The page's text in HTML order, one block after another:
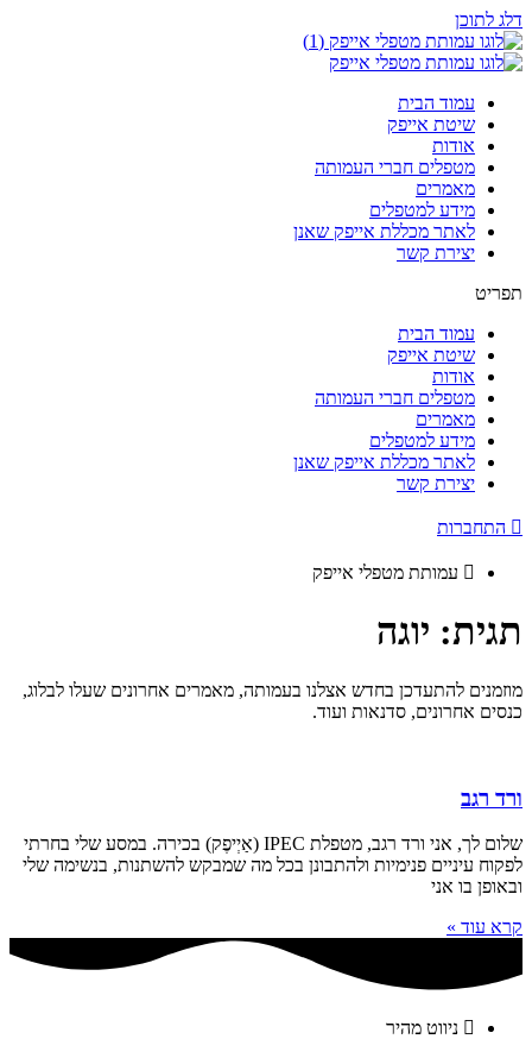
דלג לתוכן
עמוד הבית
שיטת אייפק
אודות
מטפלים חברי העמותה
מאמרים
מידע למטפלים
לאתר מכללת אייפק שאנן
יצירת קשר
תפריט
עמוד הבית
שיטת אייפק
אודות
מטפלים חברי העמותה
מאמרים
מידע למטפלים
לאתר מכללת אייפק שאנן
יצירת קשר
התחברות
עמותת מטפלי אייפק
תגית: יוגה
מוזמנים להתעדכן בחדש אצלנו בעמותה, מאמרים אחרונים שעלו לבלוג,
כנסים אחרונים, סדנאות ועוד.
ורד רגב
שלום לך, אני ורד רגב, מטפלת IPEC (אַיְיפֶק) בכירה. במסע שלי בחרתי
לפקוח עיניים פנימיות ולהתבונן בכל מה שמבקש להשתנות, בנשימה שלי
ובאופן בו אני
קרא עוד »
ניווט מהיר